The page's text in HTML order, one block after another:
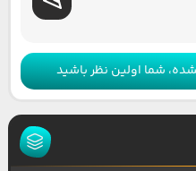
شما اولین نظر باشید